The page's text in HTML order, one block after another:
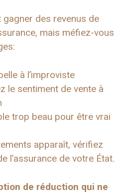
des revenus de
mais méfiez-vous
à l’improviste
le sentiment de vente à
trop beau pour être vrai
apparaît, vérifiez
l’assurance de votre État.
de réduction qui ne